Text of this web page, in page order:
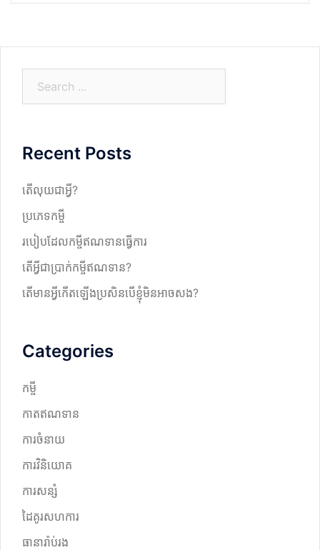
c
Recent Posts
តើលុយជាអ្វី?
ប្រភេទកម្ចី
របៀបដែលកម្ចីឥណទានធ្វើការ
តើអ្វីជាប្រាក់កម្ចីឥណទាន?
តើមានអ្វីកើតឡើងប្រសិនបើខ្ញុំមិនអាចសង?
Categories
កម្ចី
កាតឥណទាន
ការចំនាយ
ការវិនិយោគ
ការសន្សំ
ដៃគូរសហការ
ធានារ៉ាប់រង